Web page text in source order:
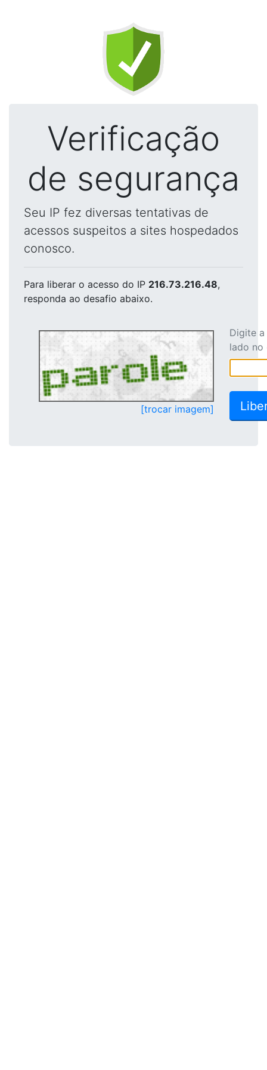
Verificação
de segurança
Seu IP fez diversas tentativas de
acessos suspeitos a sites hospedados
conosco.
Para liberar o acesso do IP 216.73.216.48,
responda ao desafio abaixo.
[trocar imagem]
Digite
lado no